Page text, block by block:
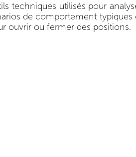
techniques utilisés pour
de comportement
ouvrir ou fermer des positions.